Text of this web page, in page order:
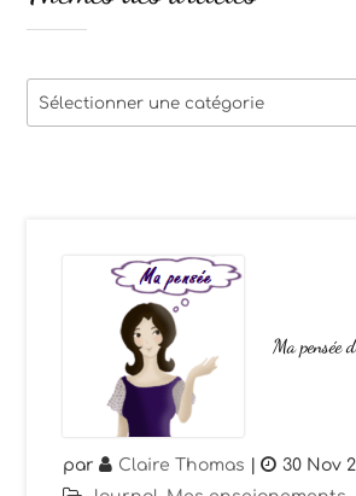
Ma pensée
par Claire Thomas | 30 Nov
Thèmes
des